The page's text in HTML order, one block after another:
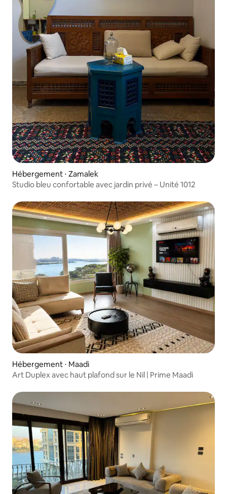
Hébergement ⋅ Zamalek
Studio bleu confortable avec jardin privé – Unité 1012
Hébergement ⋅ Maadi
Art Duplex avec haut plafond sur le Nil | Prime Maadi